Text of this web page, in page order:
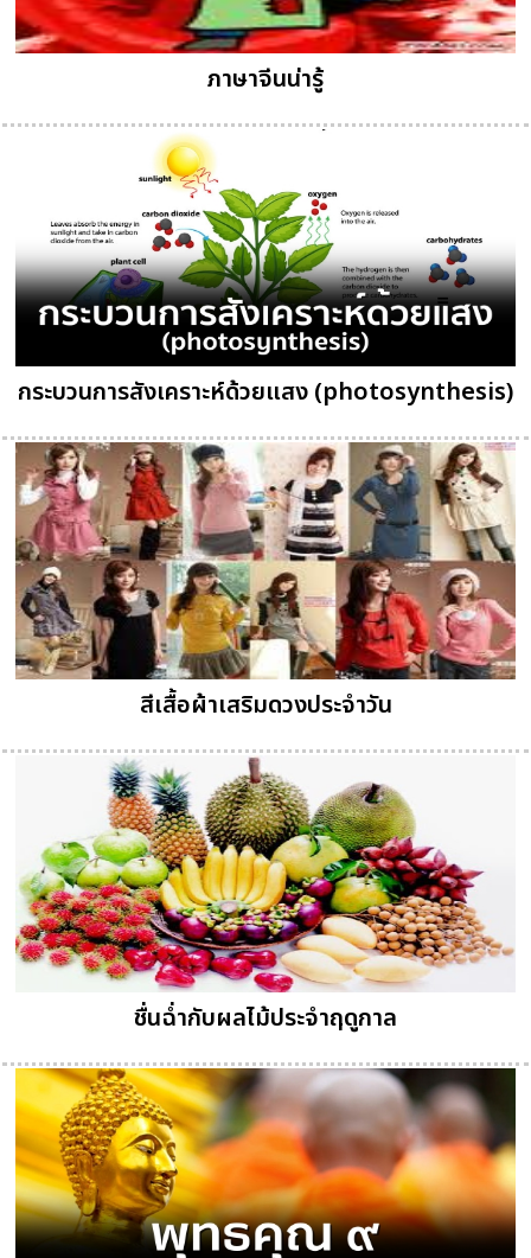
ภาษาจีนน่ารู้
กระบวนการสังเคราะห์ด้วยแสง (photosynthesis)
สีเสื้อผ้าเสริมดวงประจำวัน
ชื่นฉ่ำกับผลไม้ประจำฤดูกาล